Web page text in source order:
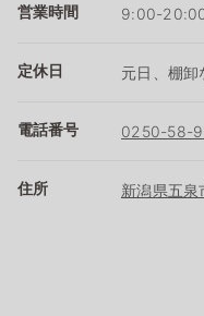
営業時間 9:00-
定休日 元日、棚卸
電話番号 0250-58-
住所 新潟県五泉